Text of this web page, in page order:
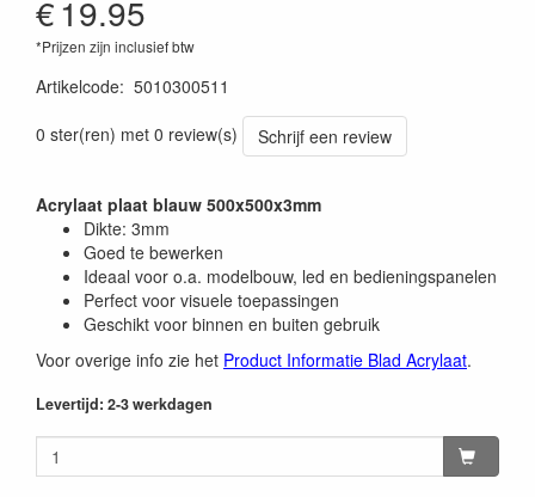
€19.95
*Prijzen zijn inclusief btw
Artikelcode: 5010300511
0 ster(ren) met 0 review(s)
Schrijf een review
Acrylaat plaat blauw 500x500x3mm
Dikte: 3mm
Goed te bewerken
Ideaal voor o.a. modelbouw, led en bedieningspanelen
Perfect voor visuele toepassingen
Geschikt voor binnen en buiten gebruik
Voor overige info zie het Product Informatie Blad Acrylaat.
Levertijd: 2-3 werkdagen